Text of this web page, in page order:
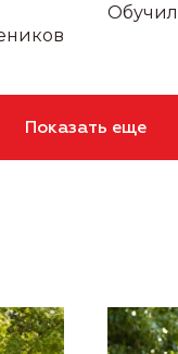
Показать еще